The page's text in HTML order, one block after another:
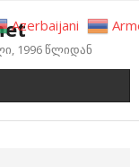
1996 წლიდან
Azerbaijani